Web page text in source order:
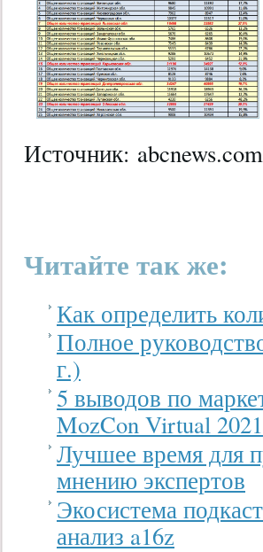
Источник:
Читайте так же:
Как определить
Полное
г.)
5 выводов по
MozCon Virtual 2021
Лучшее время для
мнению экспертов
Экосистема
анализ a16z